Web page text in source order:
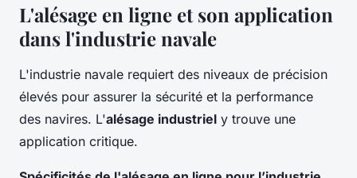
L'alésage en ligne et son application
dans l'industrie navale
L'industrie navale requiert des niveaux de précision
élevés pour assurer la sécurité et la performance
des navires. L'alésage industriel y trouve une
application critique.